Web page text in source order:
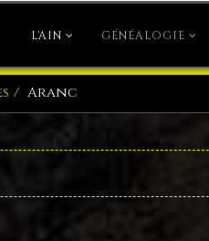
L'AIN GÉNÉALOGIE
Aranc